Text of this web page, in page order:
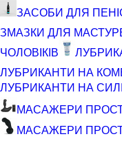
ЗАСОБИ ДЛЯ
ЗМАЗКИ ДЛЯ
ЧОЛОВІКІВ
ЛУБРИКАНТИ НА
ЛУБРИКАНТИ НА
МАСАЖЕРИ
МАСАЖЕРИ